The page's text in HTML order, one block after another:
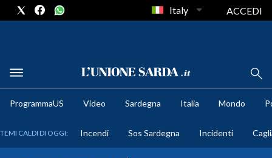
METEO
Italy ACCEDI
ProgrammaUS Video Sardegna Italia Mondo
TEMI CALDI DI OGGI: Incendi Sos Sardegna Incidenti